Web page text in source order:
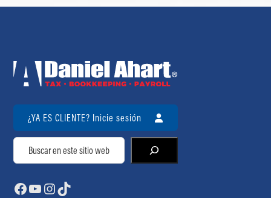
¿YA ES CLIENTE? Inicie sesión
Buscar
Facebook
YouTube
Instagram
TikTok